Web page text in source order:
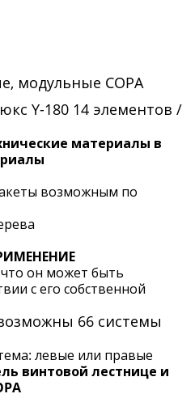
модульные COPA
Y-180 14 элементов /
материалы в
возможным по
он может быть
с его собственной
66 системы
левые или правые
винтовой лестнице и